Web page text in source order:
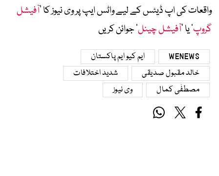
واقعات کی اپ ڈیٹس کے لیے واٹس ایپ پر وی نیوز کا ’آفیشل
گروپ‘ یا ’آفیشل چینل‘ جوائن کریں
WENEWS
ایم کیو ایم پاکستان
خالد مقبول صدیقی
شدید اختلافات
مصطفٰی کمال
وی نیوز